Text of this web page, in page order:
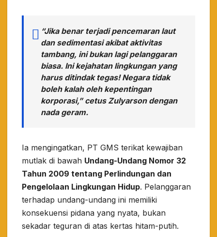
​“Jika benar terjadi pencemaran laut
dan sedimentasi akibat aktivitas
tambang, ini bukan lagi pelanggaran
biasa. Ini kejahatan lingkungan yang
harus ditindak tegas! Negara tidak
boleh kalah oleh kepentingan
korporasi,” cetus Zulyarson dengan
nada geram.
​Ia mengingatkan, PT GMS terikat kewajiban
mutlak di bawah Undang-Undang Nomor 32
Tahun 2009 tentang Perlindungan dan
Pengelolaan Lingkungan Hidup. Pelanggaran
terhadap undang-undang ini memiliki
konsekuensi pidana yang nyata, bukan
sekadar teguran di atas kertas hitam-putih.